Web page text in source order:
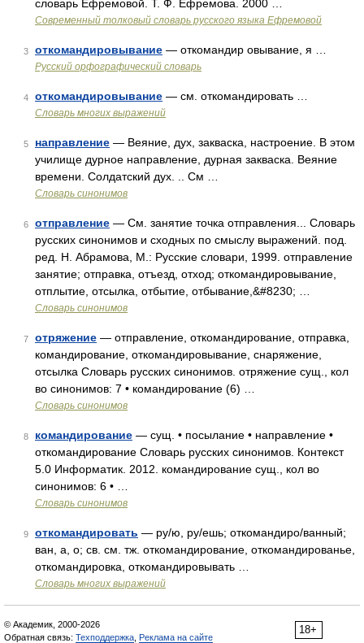
словарь Ефремовой. Т. Ф. Ефремова. 2000 …
Современный толковый словарь русского языка Ефремовой
3 откомандировывание — откомандир овывание, я …
Русский орфографический словарь
4 откомандировывание — см. откомандировать …
Словарь многих выражений
5 направление — Веяние, дух, закваска, настроение. В этом
училище дурное направление, дурная закваска. Веяние
времени. Солдатский дух. .. См …
Словарь синонимов
6 отправление — См. занятие точка отправления... Словарь
русских синонимов и сходных по смыслу выражений. под.
ред. Н. Абрамова, М.: Русские словари, 1999. отправление
занятие; отправка, отъезд, отход; откомандировывание,
отплытие, отсылка, отбытие, отбывание,&#8230; …
Словарь синонимов
7 отряжение — отправление, откомандирование, отправка,
командирование, откомандировывание, снаряжение,
отсылка Словарь русских синонимов. отряжение сущ., кол
во синонимов: 7 • командирование (6) …
Словарь синонимов
8 командирование — сущ. • посылание • направление •
откомандирование Словарь русских синонимов. Контекст
5.0 Информатик. 2012. командирование сущ., кол во
синонимов: 6 • …
Словарь синонимов
9 откомандировать — ру/ю, ру/ешь; откомандиро/ванный;
ван, а, о; св. см. тж. откомандирование, откомандированье,
откомандировка, откомандировывать …
Словарь многих выражений
18+
© Академик, 2000-2026
Обратная связь: Техподдержка Реклама на сайте